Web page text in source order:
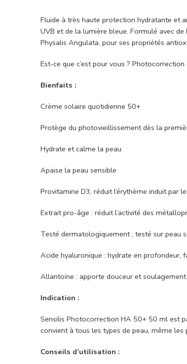
Fluide à très haute protection hydratante et
UVB et de la lumière bleue. Formulé avec
Physalis Angulata, pour ses propriétés
Est-ce que c’est pour vous ?
Bienfaits :
Crème solaire quotidienne 50+
Protège du photovieillissement dès la
Hydrate et calme la peau
Apaise la peau sensible
Provitamine D3, réduit l’érythème induit par
Extrait pro-âge : réduit l’activité des
Testé dermatologiquement , testé sur peau
Acide hyaluronique : hydrate en profondeur,
Allantoïne : apporte douceur et
Indication :
Sensilis Photocorrection HA 50+ 50 ml est
convient à tous les types de peau, même
Conseils d’utilisation :